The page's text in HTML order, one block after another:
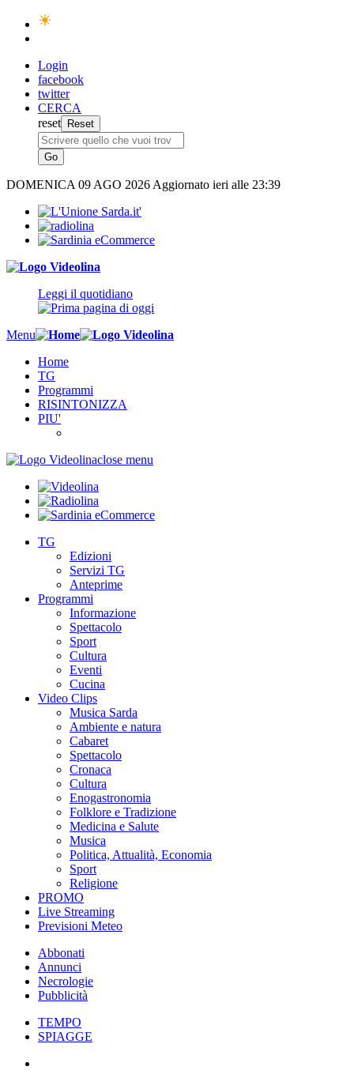
Login
facebook
twitter
CERCA
reset
DOMENICA 09 AGO 2026 Aggiornato ieri alle 23:39
Leggi il quotidiano
Menu
Home
TG
Programmi
RISINTONIZZA
PIU'
close menu
TG
Edizioni
Servizi TG
Anteprime
Programmi
Informazione
Spettacolo
Sport
Cultura
Eventi
Cucina
Video Clips
Musica Sarda
Ambiente e natura
Cabaret
Spettacolo
Cronaca
Cultura
Enogastronomia
Folklore e Tradizione
Medicina e Salute
Musica
Politica, Attualità, Economia
Sport
Religione
PROMO
Live Streaming
Previsioni Meteo
Abbonati
Annunci
Necrologie
Pubblicità
TEMPO
SPIAGGE